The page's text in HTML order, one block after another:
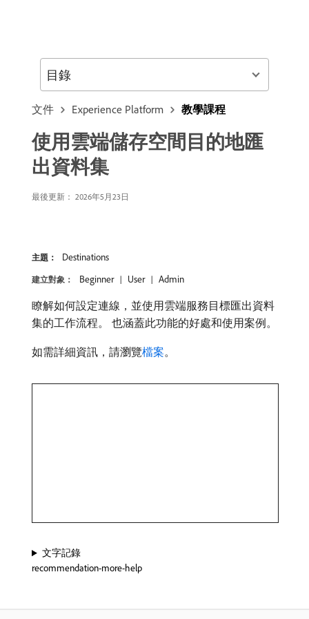
文件 Experience Platform 教學課程
使用雲端儲存空間目的地匯
出資料集
最後更新： 2026年5月23日
主題： Destinations
建立對象： Beginner User Admin
瞭解如何設定連線，並使用雲端服務目標匯出資料
集的工作流程。 也涵蓋此功能的好處和使用案例。
如需詳細資訊，請瀏覽檔案。
文字記錄
recommendation-more-help
目錄